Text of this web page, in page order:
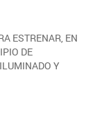
ESTRENAR, EN
DE
Y